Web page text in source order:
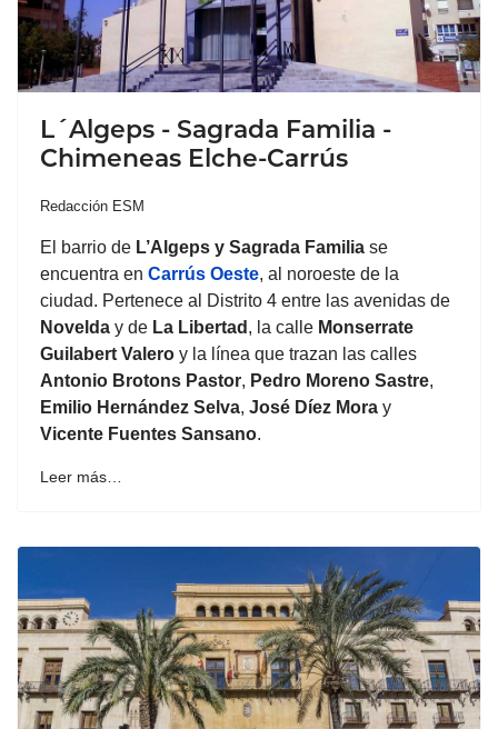
L´Algeps - Sagrada Familia -
Chimeneas Elche-Carrús
Redacción ESM
El barrio de L’Algeps y Sagrada Familia se
encuentra en Carrús Oeste, al noroeste de la
ciudad. Pertenece al Distrito 4 entre las avenidas de
Novelda y de La Libertad , la calle Monserrate
Guilabert Valero y la línea que trazan las calles
Antonio Brotons Pastor, Pedro Moreno Sastre,
Emilio Hernández Selva, José Díez Mora y
Vicente Fuentes Sansano.
Leer más…